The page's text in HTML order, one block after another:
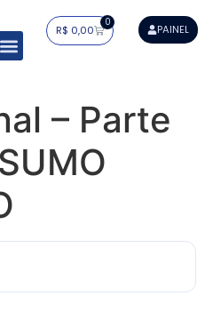
R$ 0,00
0
PAINEL
– Parte